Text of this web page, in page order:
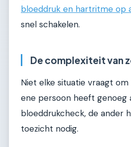
bloeddruk en hartritme op
snel schakelen.
De complexiteit van
Niet elke situatie vraagt
ene persoon heeft genoeg
bloeddrukcheck, de ander
toezicht nodig.